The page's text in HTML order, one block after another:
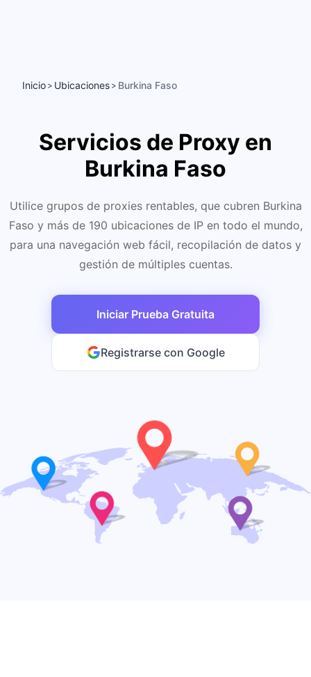
Inicio > Ubicaciones > Burkina Faso
Servicios de Proxy en
Burkina Faso
Utilice grupos de proxies rentables, que cubren Burkina
Faso y más de 190 ubicaciones de IP en todo el mundo,
para una navegación web fácil, recopilación de datos y
gestión de múltiples cuentas.
Iniciar Prueba Gratuita
Registrarse con Google